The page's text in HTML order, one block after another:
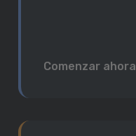
Comenzar ahora